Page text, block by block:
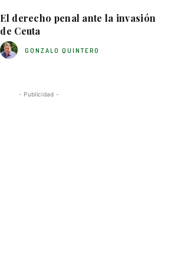
El derecho penal ante la invasión
de Ceuta
GONZALO QUINTERO
- Publicidad -